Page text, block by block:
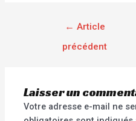
← Article
précédent
Laisser un
Votre adresse e-mail ne